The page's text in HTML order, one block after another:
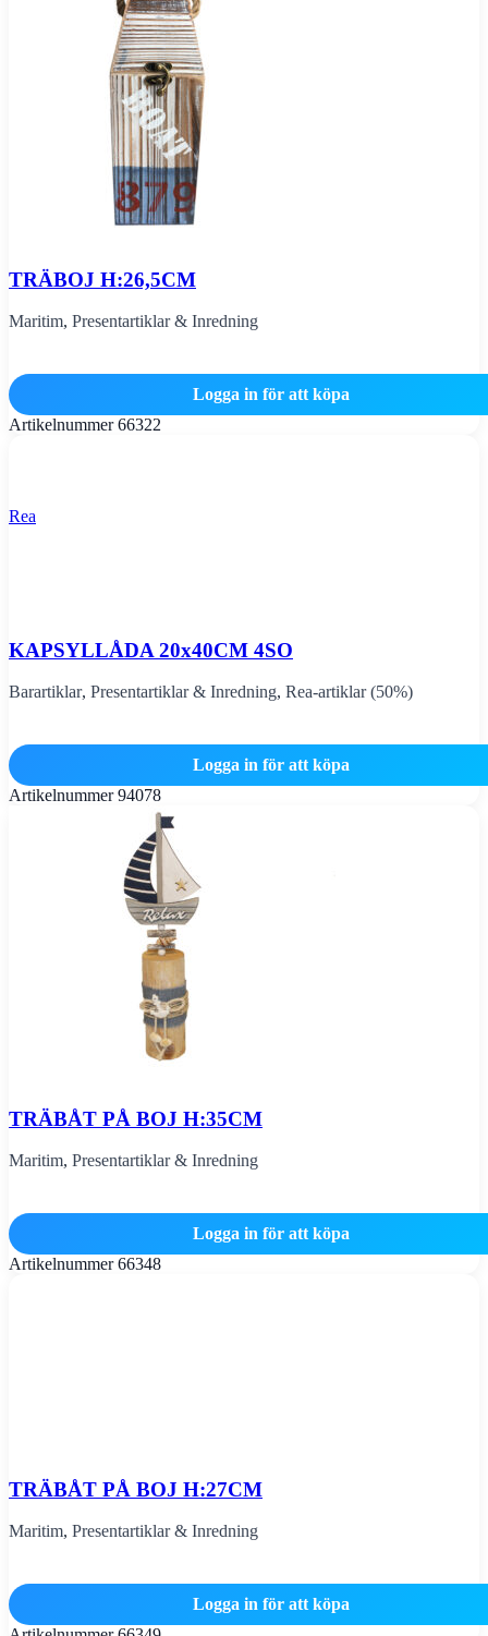
TRÄBOJ H:26,5CM
Maritim, Presentartiklar & Inredning
Logga in för att köpa
Artikelnummer66322
Rea
KAPSYLLÅDA 20x40CM 4SO
Barartiklar, Presentartiklar & Inredning, Rea-artiklar (50%)
Logga in för att köpa
Artikelnummer94078
TRÄBÅT PÅ BOJ H:35CM
Maritim, Presentartiklar & Inredning
Logga in för att köpa
Artikelnummer66348
TRÄBÅT PÅ BOJ H:27CM
Maritim, Presentartiklar & Inredning
Logga in för att köpa